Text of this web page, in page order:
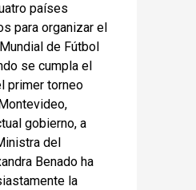
países
para organizar el
de Fútbol
se cumpla el
primer torneo
gobierno, a
del
Benado ha
la